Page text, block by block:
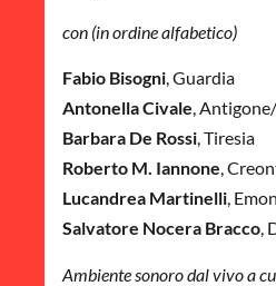
con (in ordine alfabetico)
Fabio Bisogni, Guardia
Antonella Civale,
Barbara De Rossi, Tiresia
Roberto M. Iannone,
Lucandrea Martinelli,
Salvatore Nocera Bracco,
Ambiente sonoro dal vivo a